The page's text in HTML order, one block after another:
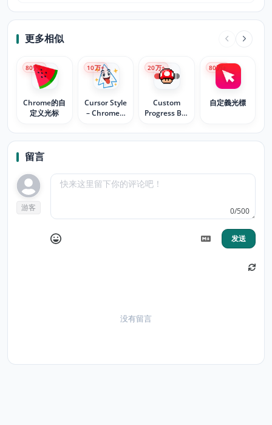
更多相似
Chrome的自
定义光标
80万+
Cursor Style
– Chrome™
光标和拖尾
10万+
Custom
Progress Bar
YouTube™
20万+
自定義光標
80万+
留言
游客 0/500
发送
没有留言